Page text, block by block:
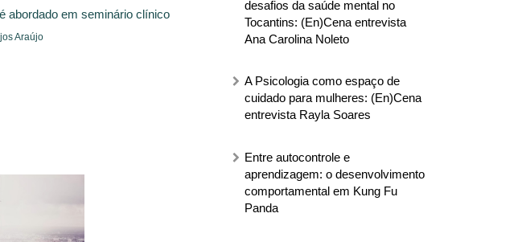
desafios da saúde mental no
Tocantins: (En)Cena entrevista
Ana Carolina Noleto
A Psicologia como espaço de
cuidado para mulheres: (En)Cena
entrevista Rayla Soares
Entre autocontrole e
aprendizagem: o desenvolvimento
comportamental em Kung Fu
Panda
abordado em seminário clínico
Araújo